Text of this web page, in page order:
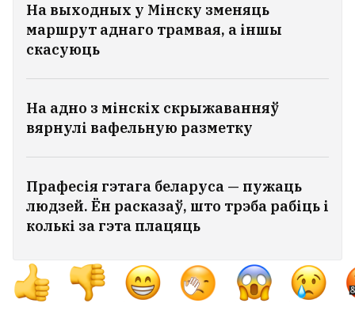
На выходных у Мінску зменяць
маршрут аднаго трамвая, а іншы
скасуюць
На адно з мінскіх скрыжаванняў
вярнулі вафельную разметку
Прафесія гэтага беларуса — пужаць
людзей. Ён расказаў, што трэба рабіць і
колькі за гэта плацяць
Вядучы польскі разведчык пра беларускі
КДБ, Івана Церцеля і дыялог з Мінскам
8
У Беларусі ўжо +37°C 1
Ціханоўская не змагла адкрыць рахунак
у польскім банку
да Patriot сёлета скараціліся ў тры разы